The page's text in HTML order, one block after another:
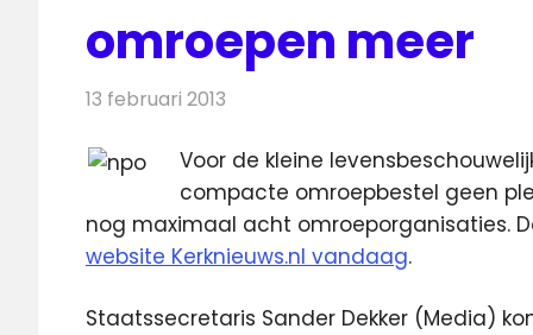
omroepen meer
13 februari 2013
Voor de kleine
compacte omroepbestel geen
nog maximaal acht omroeporganisaties.
website Kerknieuws.nl vandaag.
Staatssecretaris Sander Dekker (Media)